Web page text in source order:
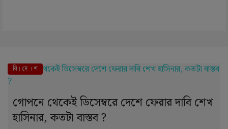
বি। দে । শ
গোপনে থেকেই ডিসেম্বরে দেশে ফেরার দাবি শেখ
হাসিনার, কতটা বাস্তব ?